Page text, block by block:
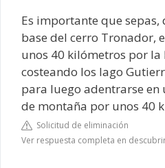
Es importante que
base del cerro Tronador,
unos 40 kilómetros por la
costeando los lago
para luego adentrarse
de montaña por unos 40
Solicitud de eliminación
Ver respuesta completa en